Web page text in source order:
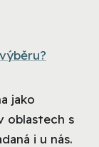
jako
oblastech s
i u nás.